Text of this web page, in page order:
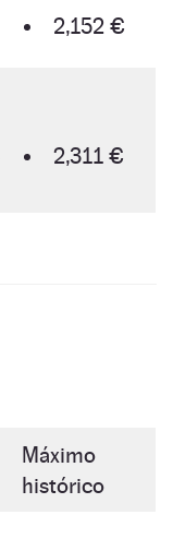
2,152 €
2,311 €
Máximo
histórico